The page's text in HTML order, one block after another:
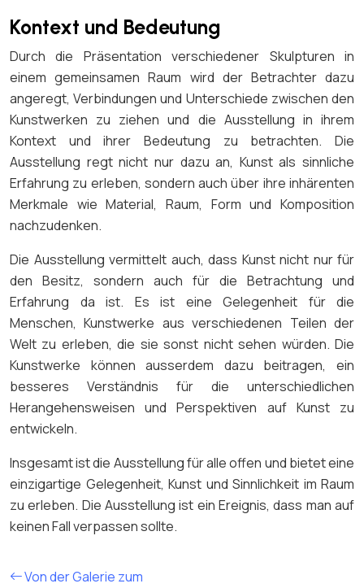
Kontext und Bedeutung
Durch die Präsentation verschiedener Skulpturen in
einem gemeinsamen Raum wird der Betrachter dazu
angeregt, Verbindungen und Unterschiede zwischen den
Kunstwerken zu ziehen und die Ausstellung in ihrem
Kontext und ihrer Bedeutung zu betrachten. Die
Ausstellung regt nicht nur dazu an, Kunst als sinnliche
Erfahrung zu erleben, sondern auch über ihre inhärenten
Merkmale wie Material, Raum, Form und Komposition
nachzudenken.
Die Ausstellung vermittelt auch, dass Kunst nicht nur für
den Besitz, sondern auch für die Betrachtung und
Erfahrung da ist. Es ist eine Gelegenheit für die
Menschen, Kunstwerke aus verschiedenen Teilen der
Welt zu erleben, die sie sonst nicht sehen würden. Die
Kunstwerke können ausserdem dazu beitragen, ein
besseres Verständnis für die unterschiedlichen
Herangehensweisen und Perspektiven auf Kunst zu
entwickeln.
Insgesamt ist die Ausstellung für alle offen und bietet eine
einzigartige Gelegenheit, Kunst und Sinnlichkeit im Raum
zu erleben. Die Ausstellung ist ein Ereignis, dass man auf
keinen Fall verpassen sollte.
Von der Galerie zum